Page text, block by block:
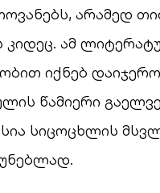
არამედ
კიდეც. ამ
იქნებ
წამიერი
სიცოცხლის